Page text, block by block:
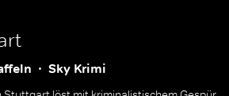
Sky Krimi